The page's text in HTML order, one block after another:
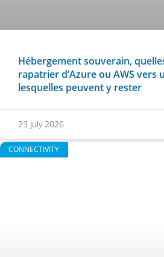
Hébergement souverain,
rapatrier d’Azure ou AWS vers
lesquelles peuvent y rester
23 July 2026
CONNECTIVITY